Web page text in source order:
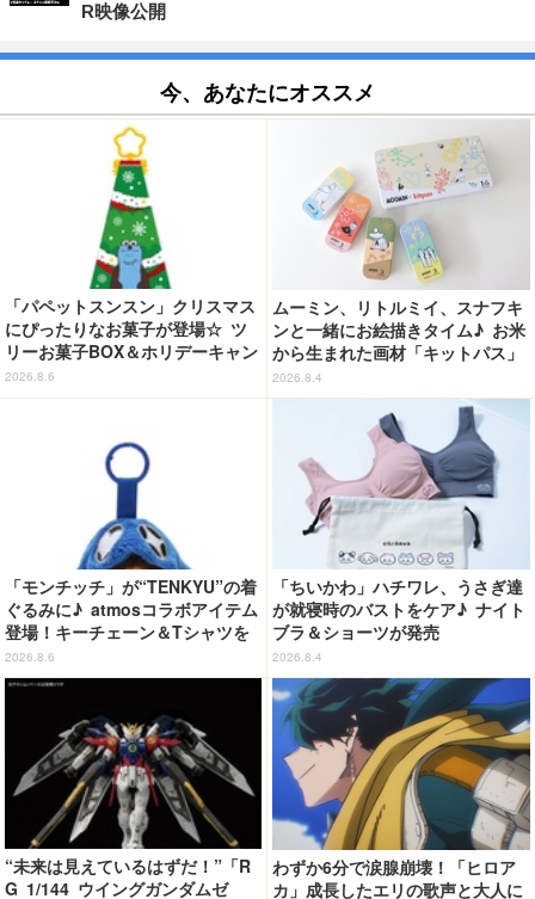
R映像公開
今、あなたにオススメ
「パペットスンスン」クリスマス
にぴったりなお菓子が登場☆ ツ
リーお菓子BOX＆ホリデーキャン
ディ
2026.8.6
ムーミン、リトルミイ、スナフキ
ンと一緒にお絵描きタイム♪ お米
から生まれた画材「キットパス」
コラボ登場【8月9日（ムーミンの
日）より発売】
2026.8.4
「モンチッチ」が“TENKYU”の着
ぐるみに♪ atmosコラボアイテム
登場！キーチェーン＆Tシャツを
展開
2026.8.6
「ちいかわ」ハチワレ、うさぎ達
が就寝時のバストをケア♪ ナイト
ブラ＆ショーツが発売
2026.8.4
“未来は見えているはずだ！”「R
G 1/144 ウイングガンダムゼ
わずか6分で涙腺崩壊！「ヒロア
カ」成長したエリの歌声と大人に